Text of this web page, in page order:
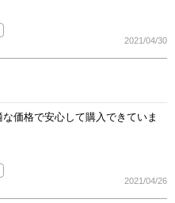
2021/04/30
価格で安心して購入できていま
2021/04/26